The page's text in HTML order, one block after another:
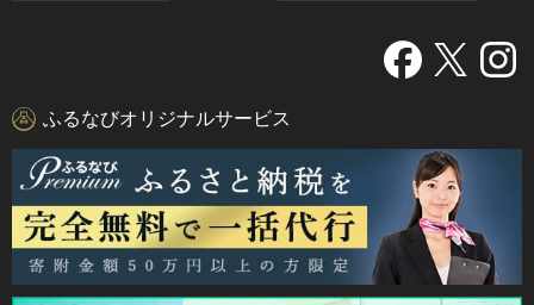
ふるなびオリジナルサービス